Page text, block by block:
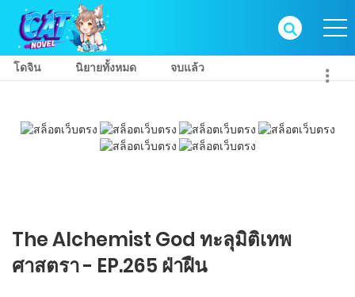
โดจิน นิยายทั้งหมด จบแล้ว
The Alchemist God ทะลุมิติเทพ
ศาสตรา - EP.265 ฝ่าฝืน